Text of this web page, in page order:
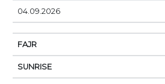
04.09.2026